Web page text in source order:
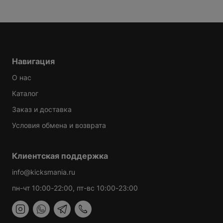
Навигация
О нас
Каталог
Заказ и доставка
Условия обмена и возврата
Клиентская поддержка
info@kicksmania.ru
пн-чт 10:00-22:00, пт-вс 10:00-23:00